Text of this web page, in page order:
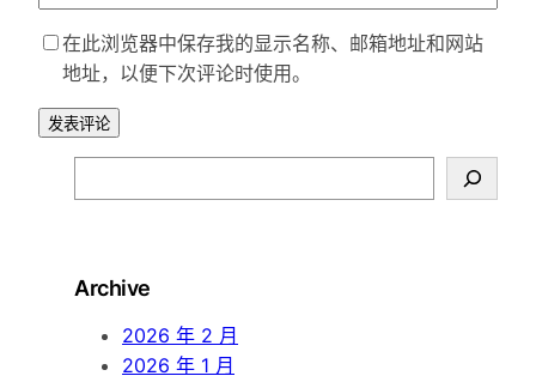
在此浏览器中保存我的显示名称、邮箱地址和网站
地址，以便下次评论时使用。
e
c
Archive
2026 年 2 月
2026 年 1 月